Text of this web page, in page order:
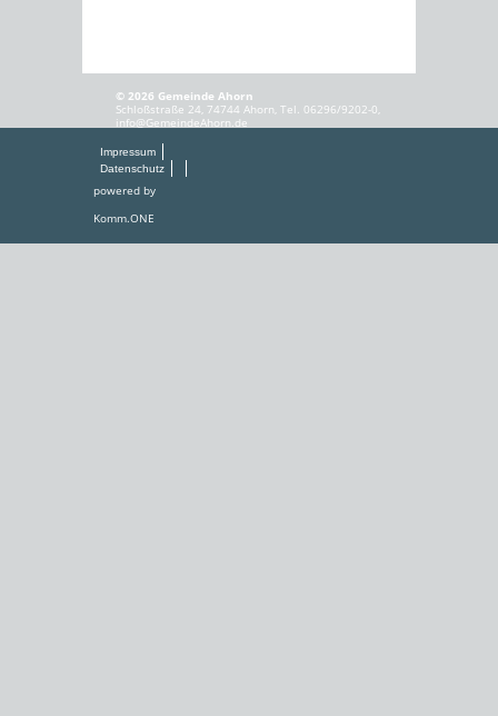
© 2026 Gemeinde Ahorn
Schloßstraße 24, 74744 Ahorn, Tel. 06296/9202-0,
info@GemeindeAhorn.de
Impressum
Datenschutz
powered by
Komm.ONE